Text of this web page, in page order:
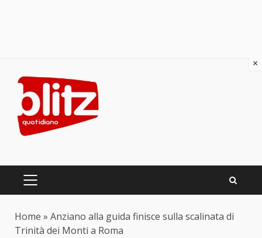
content
PRIMARY
Home » Anziano alla guida finisce sulla scalinata di
Trinità dei Monti a Roma
×